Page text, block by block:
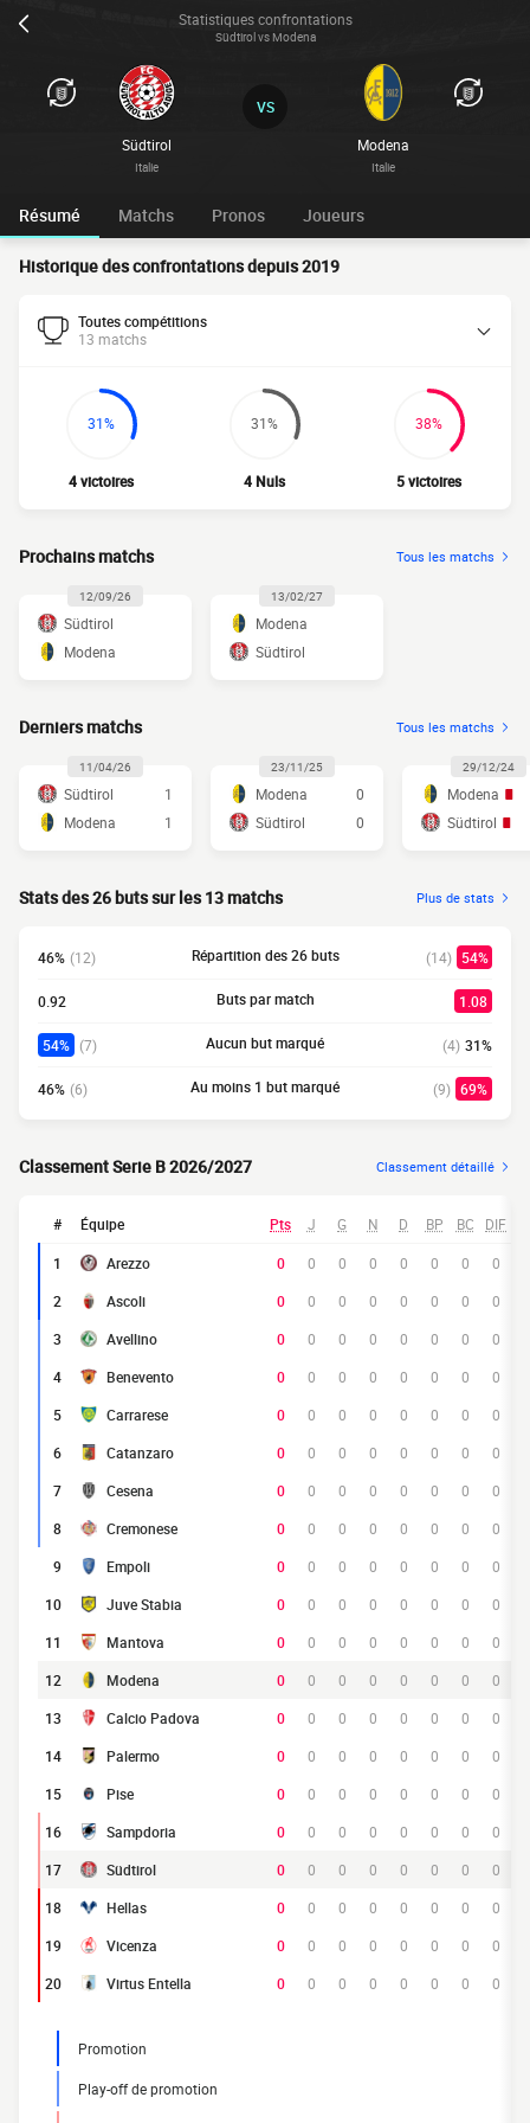
Statistiques confrontations
Südtirol vs Modena
Südtirol
Italie
Modena
Italie
VS
Résumé Matchs Pronos Joueurs
Historique des confrontations depuis 2019
Toutes compétitions
13 matchs
31%
4 victoires
31%
4 Nuls
38%
5 victoires
Prochains matchs Tous les matchs
12/09/26
Südtirol
Modena
13/02/27
Modena
Südtirol
Derniers matchs Tous les matchs
11/04/26
Südtirol
1
Modena
1
23/11/25
Modena
0
Südtirol
0
29/12/24
Modena
Südtirol
Stats des 26 buts sur les 13 matchs Plus de stats
46% (12) Répartition des 26 buts (14) 54%
0.92 Buts par match 1.08
54% (7) Aucun but marqué (4) 31%
46% (6) Au moins 1 but marqué (9) 69%
Classement Serie B 2026/2027 Classement détaillé
# Équipe Pts J G N D BP BC DIF
1 Arezzo 0 0 0 0 0 0 0
0
2
Ascoli 0 0 0 0 0 0 0
0
3
Avellino 0 0 0 0 0 0 0
0
4
Benevento 0 0 0 0 0 0 0
0
5
Carrarese 0 0 0 0 0 0 0
0
6
Catanzaro 0 0 0 0 0 0 0
0
7
Cesena 0 0 0 0 0 0 0
0
8
Cremonese 0 0 0 0 0 0 0
0
9
Empoli 0 0 0 0 0 0 0
0
10
Juve Stabia 0 0 0 0 0 0 0
0
11
Mantova 0 0 0 0 0 0 0
0
12
Modena 0 0 0 0 0 0 0
0
13
Calcio Padova 0 0 0 0 0 0 0
0
14
Palermo 0 0 0 0 0 0 0
0
15
Pise 0 0 0 0 0 0 0
0
16
Sampdoria 0 0 0 0 0 0 0
0
17
Südtirol 0 0 0 0 0 0 0
0
18
Hellas 0 0 0 0 0 0 0
0
19
Vicenza 0 0 0 0 0 0 0
0
20
Virtus Entella 0 0 0 0 0 0 0 0
Promotion
Play-off de promotion